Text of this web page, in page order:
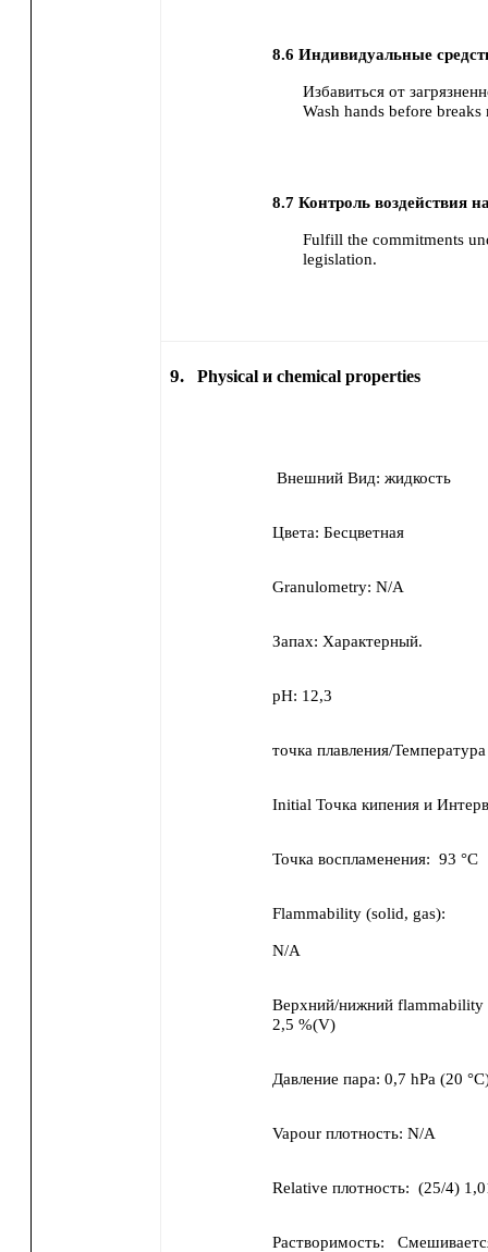
8.6Индивидуальные
Избавиться от
Wash hands before
8.7Контроль воздействия
Fulfill the commitments
legislation.
9. Physical и chemical properties
Внешний Вид: жидкость
Цвета: Бесцветная
Granulometry: N/A
Запах: Характерный.
pH: 12,3
точка плавления/
Initial Точка кипения и
Точка воспламенения: 93 °C
Flammability (solid, gas):
N/A
Верхний/нижний flammability
2,5 %(V)
Давление пара: 0,7 hPa (20 °C
Vapour плотность: N/A
Relative плотность: (25/4)
Растворимость: